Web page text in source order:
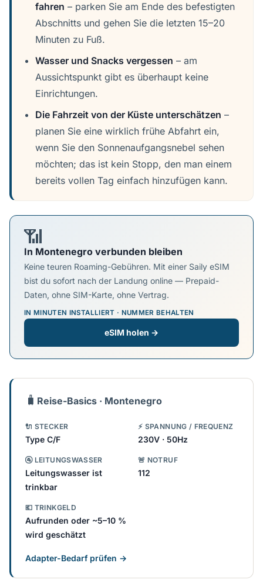
fahren – parken Sie am Ende des befestigten
Abschnitts und gehen Sie die letzten 15–20
Minuten zu Fuß.
Wasser und Snacks vergessen – am
Aussichtspunkt gibt es überhaupt keine
Einrichtungen.
Die Fahrzeit von der Küste unterschätzen –
planen Sie eine wirklich frühe Abfahrt ein,
wenn Sie den Sonnenaufgangsnebel sehen
möchten; das ist kein Stopp, den man einem
bereits vollen Tag einfach hinzufügen kann.
📶
In Montenegro verbunden bleiben
Keine teuren Roaming-Gebühren. Mit einer Saily eSIM
bist du sofort nach der Landung online — Prepaid-
Daten, ohne SIM-Karte, ohne Vertrag.
IN MINUTEN INSTALLIERT · NUMMER BEHALTEN
eSIM holen →
🧳 Reise-Basics · Montenegro
🔌 STECKER
Type C/F
⚡ SPANNUNG / FREQUENZ
230V · 50Hz
🚰 LEITUNGSWASSER
Leitungswasser ist
trinkbar
🚨 NOTRUF
112
💶 TRINKGELD
Aufrunden oder ~5–10 %
wird geschätzt
Adapter-Bedarf prüfen →